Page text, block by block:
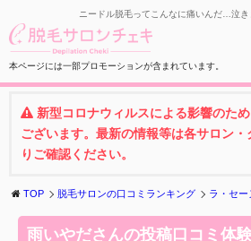
ニードル脱毛ってこんなに痛いんだ…泣
本ページには一部プロモーションが含まれています。
新型コロナウィルスによる影響のた
ございます。最新の情報等は各サロン・
りご確認ください。
TOP 脱毛サロンの口コミランキング ラ・セー
雨いやださんの投稿口コミ体